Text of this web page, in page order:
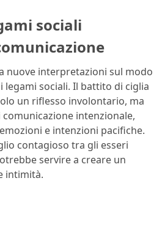
sociali
nuove interpretazioni sul modo
legami sociali. Il battito di ciglia
un riflesso involontario, ma
intenzionale,
e intenzioni pacifiche.
contagioso tra gli esseri
servire a creare un
intimità.